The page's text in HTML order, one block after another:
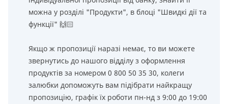
можна у розділі "Продукти", в блоці "Швидкі дії та
функції" 🙌🏻
Якщо ж пропозиції наразі немає, то ви можете
звернутись до нашого відділу з оформлення
продуктів за номером 0 800 50 35 30, колеги
залюбки допоможуть вам підібрати найкращу
пропозицію, графік їх роботи пн-нд з 9:00 до 19:00